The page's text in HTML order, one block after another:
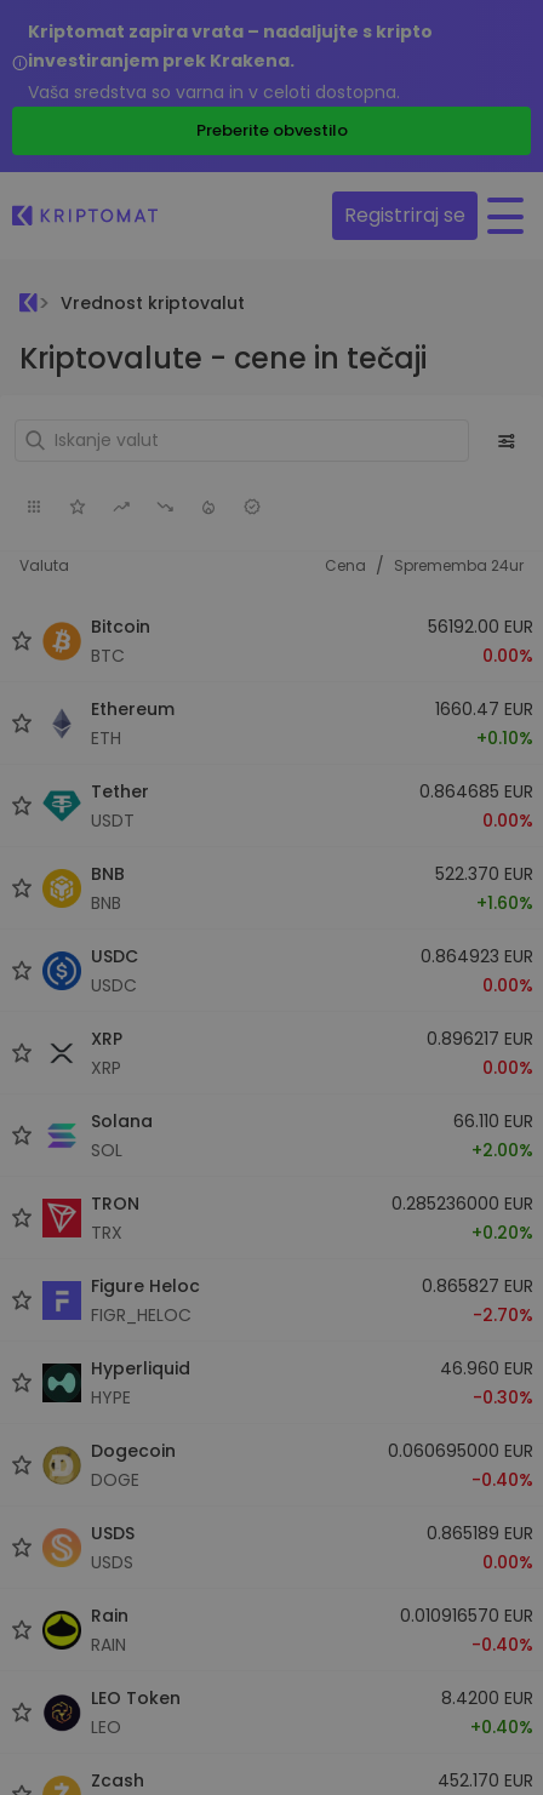
Kriptomat zapira vrata – nadaljujte s kripto
investiranjem prek Krakena.
Vaša sredstva so varna in v celoti dostopna.
Preberite obvestilo
Registriraj se
Vrednost kriptovalut
Kriptovalute - cene in tečaji
Valuta Cena / Sprememba 24ur
Bitcoin
BTC
56192.00 EUR
0.00%
Ethereum
ETH
1660.47 EUR
+0.10%
Tether
USDT
0.864685 EUR
0.00%
BNB
BNB
522.370 EUR
+1.60%
USDC
USDC
0.864923 EUR
0.00%
XRP
XRP
0.896217 EUR
0.00%
Solana
SOL
66.110 EUR
+2.00%
TRON
TRX
0.285236000 EUR
+0.20%
Figure Heloc
FIGR_HELOC
0.865827 EUR
-2.70%
Hyperliquid
HYPE
46.960 EUR
-0.30%
Dogecoin
DOGE
0.060695000 EUR
-0.40%
USDS
USDS
0.865189 EUR
0.00%
Rain
RAIN
0.010916570 EUR
-0.40%
LEO Token
LEO
8.4200 EUR
+0.40%
Zcash
452.170 EUR